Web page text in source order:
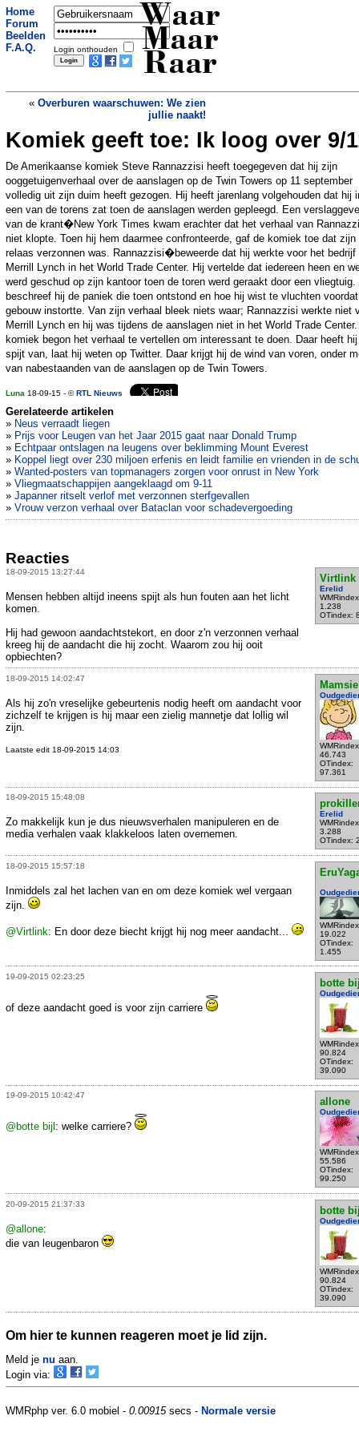
Home
Forum
Beelden
F.A.Q.
Login onthouden
Waar
Maar
Raar
« Overburen waarschuwen: We zien
jullie naakt!
Peuter heeft ouderdomsdiabetes»
Komiek geeft toe: Ik loog over 9/
De Amerikaanse komiek Steve Rannazzisi heeft toegegeven dat hij zijn
ooggetuigenverhaal over de aanslagen op de Twin Towers op 11 september
volledig uit zijn duim heeft gezogen. Hij heeft jarenlang volgehouden dat hij
een van de torens zat toen de aanslagen werden gepleegd. Een
van de krant�New York Times kwam erachter dat het verhaal van
niet klopte. Toen hij hem daarmee confronteerde, gaf de komiek toe dat zijn
relaas verzonnen was. Rannazzisi�beweerde dat hij werkte voor het bedrijf
Merrill Lynch in het World Trade Center. Hij vertelde dat iedereen heen en
werd geschud op zijn kantoor toen de toren werd geraakt door een vliegtuig.
beschreef hij de paniek die toen ontstond en hoe hij wist te vluchten
gebouw instortte. Van zijn verhaal bleek niets waar; Rannazzisi werkte niet
Merrill Lynch en hij was tijdens de aanslagen niet in het World Trade
komiek begon het verhaal te vertellen om interessant te doen. Daar heeft
spijt van, laat hij weten op Twitter. Daar krijgt hij de wind van voren, onder
van nabestaanden van de aanslagen op de Twin Towers.
Luna 18-09-15 - ©RTL Nieuws
Gerelateerde artikelen
» Neus verraadt liegen
» Prijs voor Leugen van het Jaar 2015 gaat naar Donald Trump
» Echtpaar ontslagen na leugens over beklimming Mount Everest
» Koppel liegt over 230 miljoen erfenis en leidt familie en vrienden in de
» Wanted-posters van topmanagers zorgen voor onrust in New York
» Vliegmaatschappijen aangeklaagd om 9-11
» Japanner ritselt verlof met verzonnen sterfgevallen
» Vrouw verzon verhaal over Bataclan voor schadevergoeding
Reacties
18-09-2015 13:27:44
Virtlink
Erelid
1.238
OTindex:
Mensen hebben altijd ineens spijt als hun fouten aan het licht
komen.
Hij had gewoon aandachtstekort, en door z'n verzonnen verhaal
kreeg hij de aandacht die hij zocht. Waarom zou hij ooit
opbiechten?
18-09-2015 14:02:47
Mamsie
46.743
OTindex:
97.361
Als hij zo'n vreselijke gebeurtenis nodig heeft om aandacht voor
zichzelf te krijgen is hij maar een zielig mannetje dat lollig wil
zijn.
Laatste edit 18-09-2015 14:03
18-09-2015 15:48:08
Erelid
3.288
OTindex:
Zo makkelijk kun je dus nieuwsverhalen manipuleren en de
media verhalen vaak klakkeloos laten overnemen.
18-09-2015 15:57:18
19.022
OTindex:
1.455
Inmiddels zal het lachen van en om deze komiek wel vergaan
zijn.
@Virtlink: En door deze biecht krijgt hij nog meer aandacht...
19-09-2015 02:23:25
botte
90.824
OTindex:
39.090
of deze aandacht goed is voor zijn carriere
19-09-2015 10:42:47
allone
55.586
OTindex:
99.250
@botte bijl : welke carriere?
20-09-2015 21:37:33
botte
90.824
OTindex:
39.090
@allone:
die van leugenbaron
Om hier te kunnen reageren moet je lid zijn.
Meld je nu aan.
Login via:
WMRphp ver. 6.0 mobiel - 0.00915secs - Normale versie